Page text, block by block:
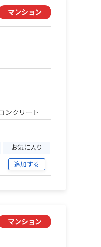
マンション
ンクリート
お気に入り
追加する
マンション